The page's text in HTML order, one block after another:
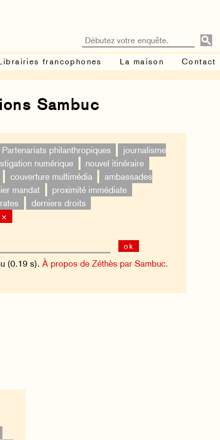
francophones La maison Contact
Sambuc
Partenariats philanthropiques
journalisme
numérique
nouvel itinéraire
couverture multimédia
ambassades
mandat
proximité immédiate
derniers droits
×
ok
(0.19 s). À propos de Zéthès par Sambuc.